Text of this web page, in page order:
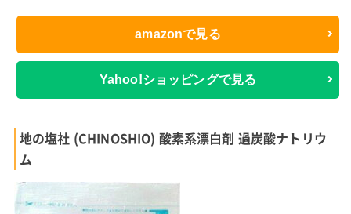
amazonで見る
Yahoo!ショッピングで見る
地の塩社 (CHINOSHIO) 酸素系漂白剤 過炭酸ナトリウ
ム